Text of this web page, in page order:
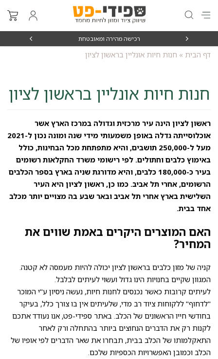
רכישה מהירה ומאובטחת
דף הבית » חנות חיות אונליין בראשון לציון
חנות חיות אונליין בראשון לציון
ראשון לציון הינה עיר מרכזית וגדולה במרכז הארץ אשר
אוכלוסייתה גדלה באופן משמעותי מידי שנה ומונה נכון ל-2021
מעל ל-250,000 תושבים, והיא מתפתחת מכל הבחינות, כולל
באימוץ כלבים וחתולים. לפי רישומי משרד החקלאות רשומים
בעיר כ-180,000 כלבים, והיא מדורגת שניה בארץ בספר הכלבים
הרשומים, אחרי תל אביב. כמו כן, ראשון לציון היא העיר
השלישית בארץ אחרי תל אביב ובאר שבע בה מצויים יותר מכלב
אחד בבית.
האם המוצרים היקרים באמת שווים את
המחיר?
קניה של מזון כלבים בראשון לציון יכולה להיות מעמסה לא קטנה.
המגוון שקיים בחנויות הינו גדול ועשוי לעיתים לבלבל.
לעיתים קרובות כאשר נכנסים לחנות חיות, נעשה ניסיון ע"י המוכר
"לדחוף" ללקוחות ציוד רב מדי, שלעיתים אין בו צורך כלל, בעיקר
בחודשי חייו הראשונים של הכלב. באתר ספידי-פט, אנו נעודד אתכם
לקנות רק את הדברים הנחוצים ביותר בהתחלה ורק לאחר
התאקלמותו של הכלב בבית, תבחרו את שאר הדברים לפי אופיו של
הכלב וכמובן האפשרויות הכספיות שלכם.